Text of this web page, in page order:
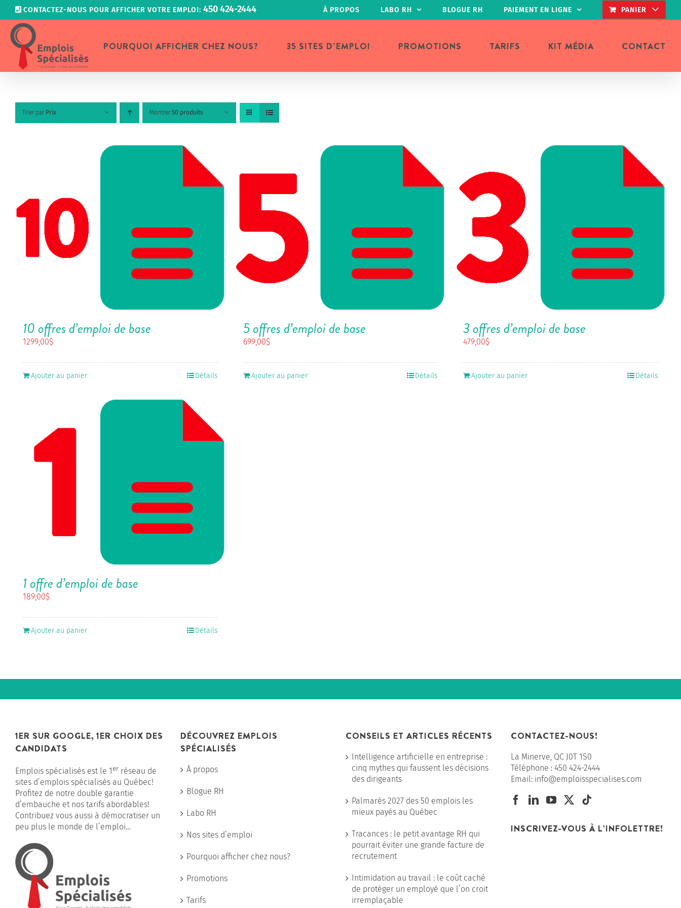
Passer
contenu
CONTACTEZ-NOUS POUR AFFICHER VOTRE EMPLOI: 450 424-2444 À PROPOS LABO RH BLOGUE RH PAIEMENT EN LIGNE PANIER
POURQUOI AFFICHER CHEZ NOUS? 35 SITES D’EMPLOI PROMOTIONS TARIFS KIT MÉDIA CONTACT
Trier par Prix Montrer50 produits
10 offres d’emploi de base
1299,00$
Ajouter au panier Détails
5 offres d’emploi de base
699,00$
Ajouter au panier Détails
3 offres d’emploi de base
479,00$
Ajouter au panier Détails
1 offre d’emploi de base
189,00$
Ajouter au panier Détails
1ER SUR GOOGLE, 1ER CHOIX DES
CANDIDATS
Emplois spécialisés est le 1 er réseau de
sites d’emplois spécialisés au Québec!
Profitez de notre double garantie
d’embauche et nos tarifs abordables!
Contribuez vous aussi à démocratiser un
peu plus le monde de l’emploi…
DÉCOUVREZ EMPLOIS
SPÉCIALISÉS
À propos
Blogue RH
Labo RH
Nos sites d’emploi
Pourquoi afficher chez nous?
Promotions
Tarifs
CONSEILS ET ARTICLES RÉCENTS
Intelligence artificielle en entreprise :
cinq mythes qui faussent les décisions
des dirigeants
Palmarès 2027 des 50 emplois les
mieux payés au Québec
Tracances : le petit avantage RH qui
pourrait éviter une grande facture de
recrutement
Intimidation au travail : le coût caché
de protéger un employé que l’on croit
irremplaçable
CONTACTEZ-NOUS!
La Minerve, QC J0T 1S0
Téléphone : 450 424-2444
Email: info@emploisspecialises.com
INSCRIVEZ-VOUS À L’INFOLETTRE!